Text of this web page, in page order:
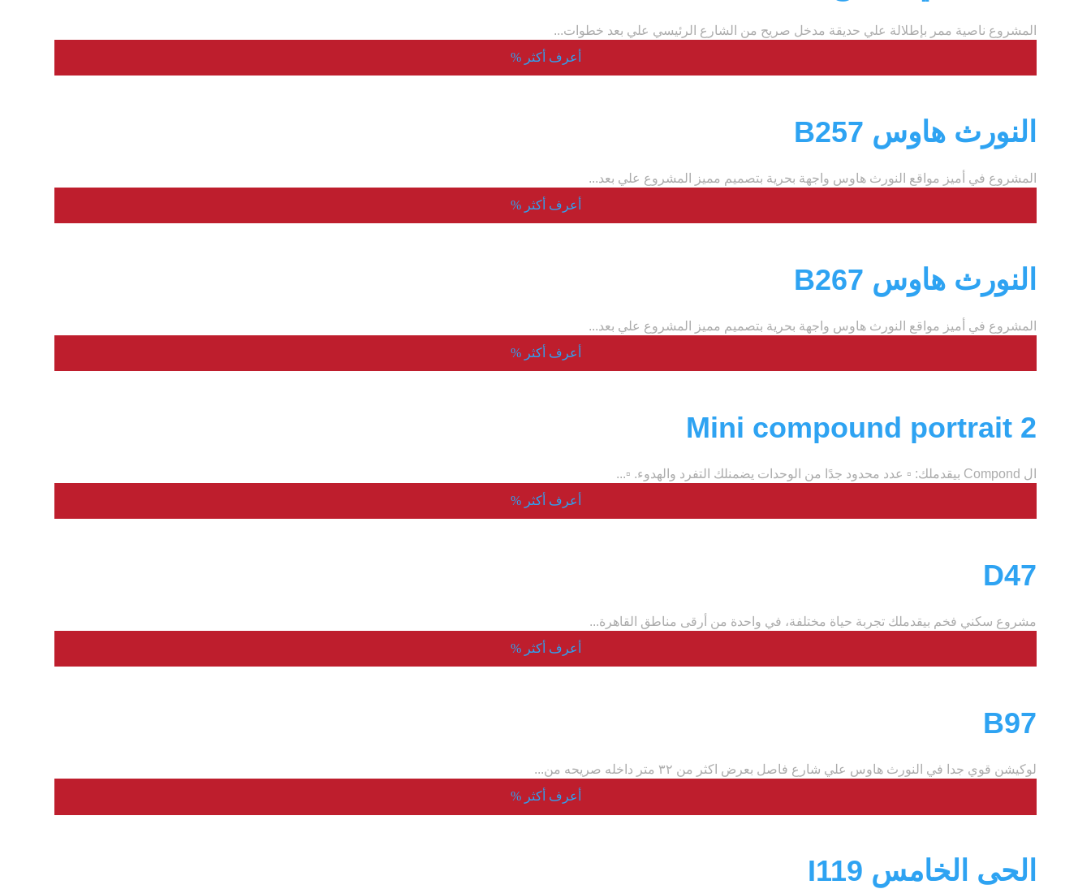
المشروع ناصية ممر بإطلالة علي حديقة مدخل صريح من الشارع الرئيسي علي بعد خطوات...
أعرف أكثر %
النورث هاوس B257
المشروع في أميز مواقع النورث هاوس واجهة بحرية بتصميم مميز المشروع علي بعد...
أعرف أكثر %
النورث هاوس B267
المشروع في أميز مواقع النورث هاوس واجهة بحرية بتصميم مميز المشروع علي بعد...
أعرف أكثر %
Mini compound portrait 2
ال Compond بيقدملك: ▫️ عدد محدود جدًا من الوحدات يضمنلك التفرد والهدوء. ▫️...
أعرف أكثر %
D47
مشروع سكني فخم بيقدملك تجربة حياة مختلفة، في واحدة من أرقى مناطق القاهرة...
أعرف أكثر %
B97
لوكيشن قوي جدا في النورث هاوس علي شارع فاصل بعرض اكثر من ٣٢ متر داخله صريحه من...
أعرف أكثر %
الحى الخامس I119